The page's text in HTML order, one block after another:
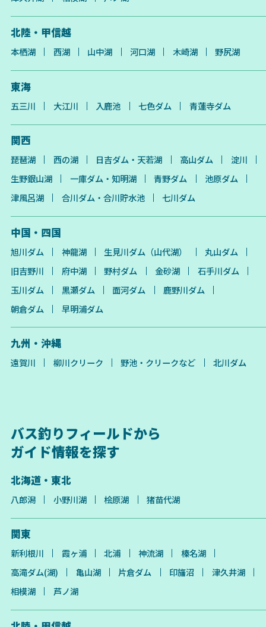
北陸・甲信越
本栖湖 西湖 山中湖 河口湖 木崎湖 野尻湖
東海
五三川 大江川 入鹿池 七色ダム 青蓮寺ダム
関西
琵琶湖 西の湖 日吉ダム・天若湖 高山ダム
淀川
生野銀山湖
一庫ダム・知明湖 青野ダム
池原ダム
津風呂湖
合川ダム・合川貯水池 七川ダム
中国・四国
旭川ダム 神龍湖 生見川ダム（山代湖）
丸山ダム
旧吉野川
府中湖 野村ダム 金砂湖
石手川ダム
玉川ダム
黒瀬ダム 面河ダム
鹿野川ダム
朝倉ダム
早明浦ダム
九州・沖縄
遠賀川 柳川クリーク 野池・クリークなど 北川ダム
バス釣りフィールドから
ガイド情報を探す
北海道・東北
八郎潟 小野川湖 桧原湖 猪苗代湖
関東
新利根川 霞ヶ浦 北浦 神流湖
榛名湖
高滝ダム(湖)
亀山湖 片倉ダム 印旛沼
津久井湖
相模湖
芦ノ湖